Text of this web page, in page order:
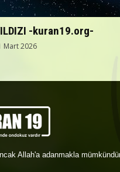
-kuran19.org-
Mart 2026
Allah'a adanmakla